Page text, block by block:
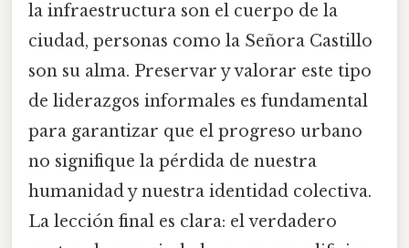
la infraestructura son el cuerpo de la
ciudad, personas como la Señora Castillo
son su alma. Preservar y valorar este tipo
de liderazgos informales es fundamental
para garantizar que el progreso urbano
no signifique la pérdida de nuestra
humanidad y nuestra identidad colectiva.
La lección final es clara: el verdadero